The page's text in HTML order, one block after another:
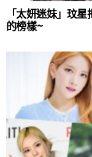
「太妍迷妹」玟
的榜樣~